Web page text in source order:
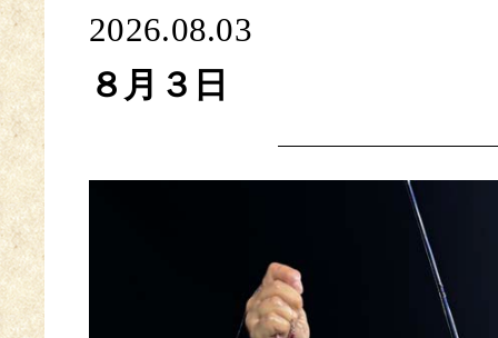
2026.08.03
８月３日